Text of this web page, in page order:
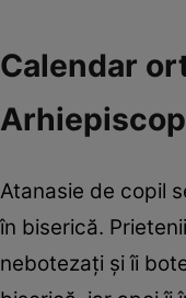
Calendar
Atanasie de copil
în biserică.
nebotezați și îi